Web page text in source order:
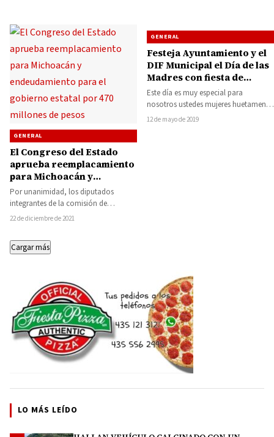
GENERAL
El Congreso del Estado
aprueba reemplacamiento
para Michoacán y
endeudamiento para el
gobierno estatal por 470
millones de pesos
Por unanimidad, los diputados
integrantes de la comisión de
programación, presupuesto y cuenta
22 de diciembre de 2021
GENERAL
Festeja Ayuntamiento y el
DIF Municipal el Día de las
Madres con fiesta de
regalos y música
Este día es muy especial para
nosotros ustedes mujeres huetamense
y michoacanas, madres valientes que
12 de mayo de 2019
Cargar más
LO MÁS LEÍDO